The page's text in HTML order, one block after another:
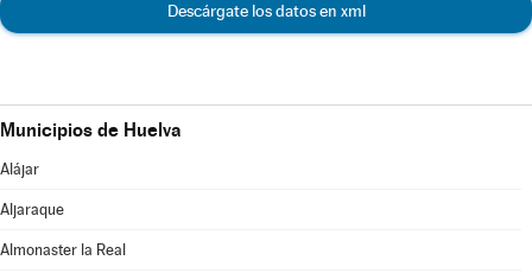
Descárgate los datos en xml
Municipios de Huelva
Alájar
Aljaraque
Almonaster la Real